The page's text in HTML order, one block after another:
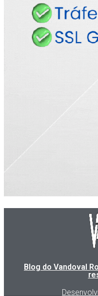
Blog do Vandoval